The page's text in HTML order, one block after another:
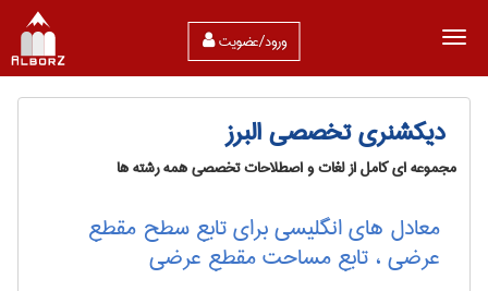
ورود/عضویت
دیکشنری تخصصی البرز
مجموعه ای کامل از لغات و اصطلاحات تخصصی همه رشته ها
معادل های انگلیسی برای تابع سطح مقطع
عرضی ، تابع مساحت مقطع عرضی